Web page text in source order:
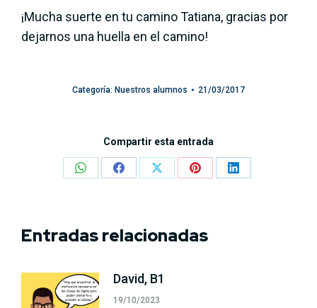
¡Mucha suerte en tu camino Tatiana, gracias por
dejarnos una huella en el camino!
Categoría: Nuestros alumnos 21/03/2017
Compartir esta entrada
Share Share Share Share Share
Entradas relacionadas
David, B1
19/10/2023